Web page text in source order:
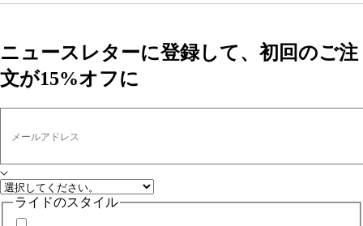
ニュースレターに登録して、初回のご注
文が15%オフに
メールアドレス
ライドのスタイル